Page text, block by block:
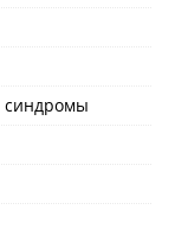
синдромы